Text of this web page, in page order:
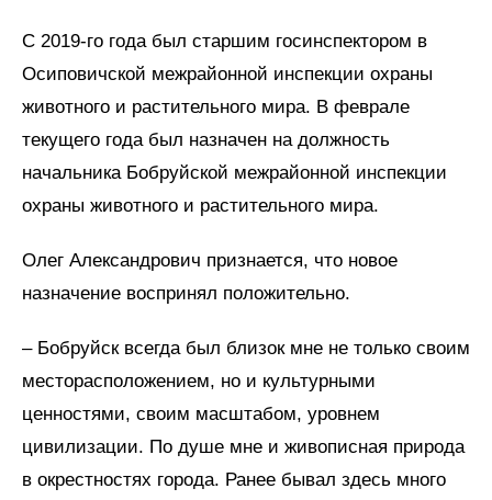
С 2019-го года был старшим госинспектором в
Осиповичской межрайонной инспекции охраны
животного и растительного мира. В феврале
текущего года был назначен на должность
начальника Бобруйской межрайонной инспекции
охраны животного и растительного мира.
Олег Александрович признается, что новое
назначение воспринял положительно.
– Бобруйск всегда был близок мне не только своим
месторасположением, но и культурными
ценностями, своим масштабом, уровнем
цивилизации. По душе мне и живописная природа
в окрестностях города. Ранее бывал здесь много